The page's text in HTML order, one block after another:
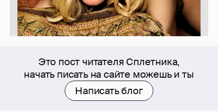
Это пост читателя Сплетника,
начать писать на сайте можешь и ты
Написать блог